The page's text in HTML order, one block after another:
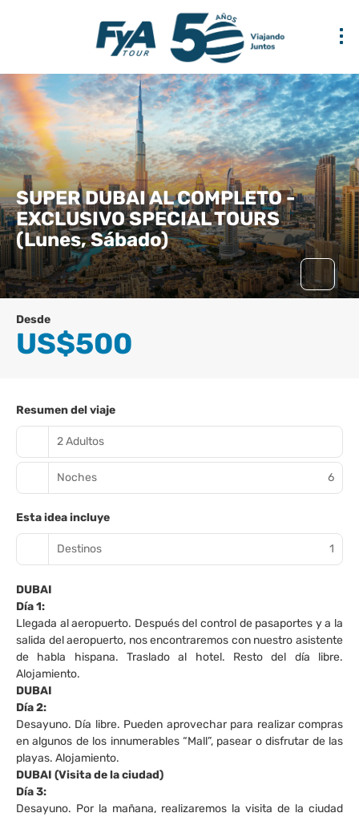
SUPER DUBAI AL COMPLETO -
EXCLUSIVO SPECIAL TOURS
(Lunes, Sábado)
Desde
US$500
Resumen del viaje
2 Adultos
Noches 6
Esta idea incluye
Destinos 1
DUBAI
Día 1:
Llegada al aeropuerto. Después del control de pasaportes y a la
salida del aeropuerto, nos encontraremos con nuestro asistente
de habla hispana. Traslado al hotel. Resto del día libre.
Alojamiento.
DUBAI
Día 2:
Desayuno. Día libre. Pueden aprovechar para realizar compras
en algunos de los innumerables “Mall”, pasear o disfrutar de las
playas. Alojamiento.
DUBAI (Visita de la ciudad)
Día 3:
Desayuno. Por la mañana, realizaremos la visita de la ciudad